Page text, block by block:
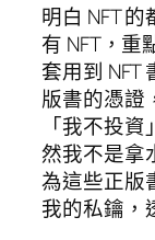
明白 NFT
有 NFT，重
套用到 NFT
版書的憑證
「我不投
然我不是拿
為這些正版
我的私鑰，